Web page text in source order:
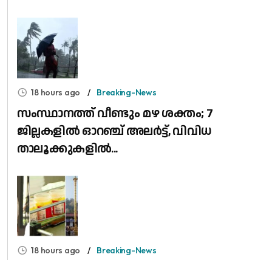
18 hours ago Breaking-News
സംസ്ഥാനത്ത് വീണ്ടും മഴ ശക്തം; 7
ജില്ലകളിൽ ഓറഞ്ച് അലർട്ട്, വിവിധ
താലൂക്കുകളിൽ...
18 hours ago Breaking-News